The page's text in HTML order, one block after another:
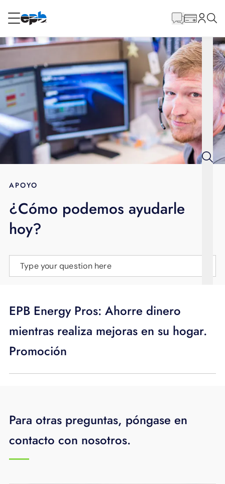
RESIDENCIAL
Internet
Energía
Televisión
BLOG
APOYO
principal
APOYO
¿Cómo podemos ayudarle
hoy?
Type your question here
EPB Energy Pros: Ahorre dinero
mientras realiza mejoras en su hogar.
Promoción
Para otras preguntas, póngase en
contacto con nosotros.